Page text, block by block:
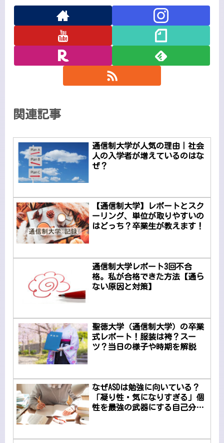
関連記事
通信制大学が人気の理由｜社会
人の入学者が増えているのはな
ぜ？
【通信制大学】レポートとスク
ーリング、単位が取りやすいの
はどっち？卒業生が教えます！
通信制大学レポート3回不合
格。私が合格できた方法【通ら
ない原因と対策】
聖徳大学（通信制大学）の卒業
式レポート！服装は袴？スー
ツ？当日の様子や時期を解説
なぜASDは勉強に向いている？
「凝り性・気になりすぎる」個
性を最強の武器にする自己分析